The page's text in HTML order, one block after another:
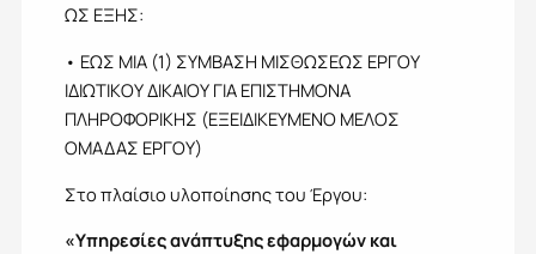
ΩΣ ΕΞΗΣ:
• ΕΩΣ ΜΙΑ (1) ΣΥΜΒΑΣΗ ΜΙΣΘΩΣΕΩΣ ΕΡΓΟΥ
ΙΔΙΩΤΙΚΟΥ ΔΙΚΑΙΟΥ ΓΙΑ ΕΠΙΣΤΗΜΟΝΑ
ΠΛΗΡΟΦΟΡΙΚΗΣ (ΕΞΕΙΔΙΚΕΥΜΕΝΟ ΜΕΛΟΣ
ΟΜΑΔΑΣ ΕΡΓΟΥ)
Στο πλαίσιο υλοποίησης του Έργου:
«Υπηρεσίες ανάπτυξης εφαρμογών και